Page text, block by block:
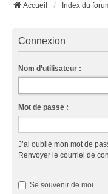
Accueil Index du
Connexion
Nom d’utilisateur :
Mot de passe :
J’ai oublié mon mot de
Renvoyer le courriel de
Se souvenir de moi